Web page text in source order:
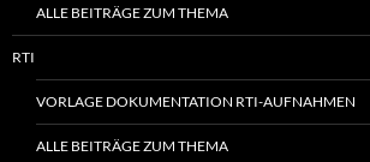
ALLE BEITRÄGE ZUM THEMA
RTI
VORLAGE DOKUMENTATION RTI-AUFNAHMEN
ALLE BEITRÄGE ZUM THEMA